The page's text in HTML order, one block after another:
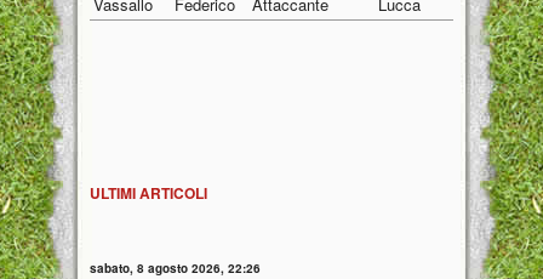
ULTIMI ARTICOLI
sabato, 8 agosto 2026, 22:26